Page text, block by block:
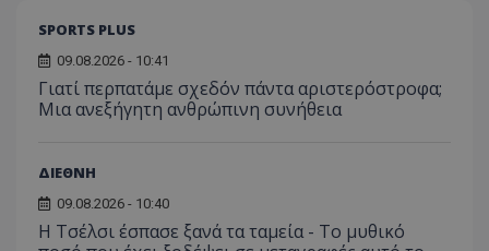
SPORTS PLUS
09.08.2026 - 10:41
Γιατί περπατάμε σχεδόν πάντα αριστερόστροφα;
Μια ανεξήγητη ανθρώπινη συνήθεια
ΔΙΕΘΝΗ
09.08.2026 - 10:40
Η Τσέλσι έσπασε ξανά τα ταμεία - Το μυθικό